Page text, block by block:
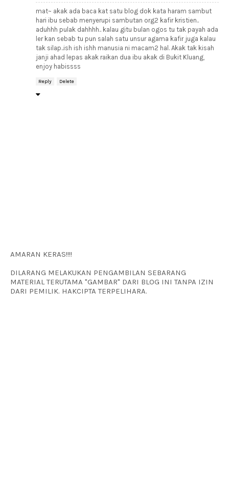
mat~ akak ada baca kat satu blog dok kata haram sambut
hari ibu sebab menyerupi sambutan org2 kafir kristien..
aduhhh pulak dahhhh.. kalau gitu bulan ogos tu tak payah ada
ler kan sebab tu pun salah satu unsur agama kafir juga kalau
tak silap..ish ish ishh manusia ni macam2 hal. Akak tak kisah
janji ahad lepas akak raikan dua ibu akak di Bukit Kluang,
enjoy habissss
Reply Delete
AMARAN KERAS!!!!
DILARANG MELAKUKAN PENGAMBILAN SEBARANG
MATERIAL TERUTAMA "GAMBAR" DARI BLOG INI TANPA IZIN
DARI PEMILIK. HAKCIPTA TERPELIHARA.